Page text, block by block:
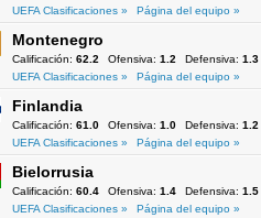
UEFA Clasificaciones »
Página del equipo »
Montenegro
Calificación: 62.2 Ofensiva: 1.2 Defensiva: 1.3
UEFA Clasificaciones »
Página del equipo »
Finlandia
Calificación: 61.0 Ofensiva: 1.0 Defensiva: 1.2
UEFA Clasificaciones »
Página del equipo »
Bielorrusia
Calificación: 60.4 Ofensiva: 1.4 Defensiva: 1.5
UEFA Clasificaciones »
Página del equipo »